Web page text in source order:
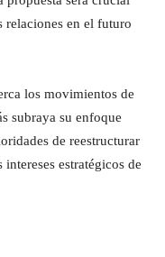
relaciones en el futuro
los movimientos de
subraya su enfoque
de reestructurar
estratégicos de